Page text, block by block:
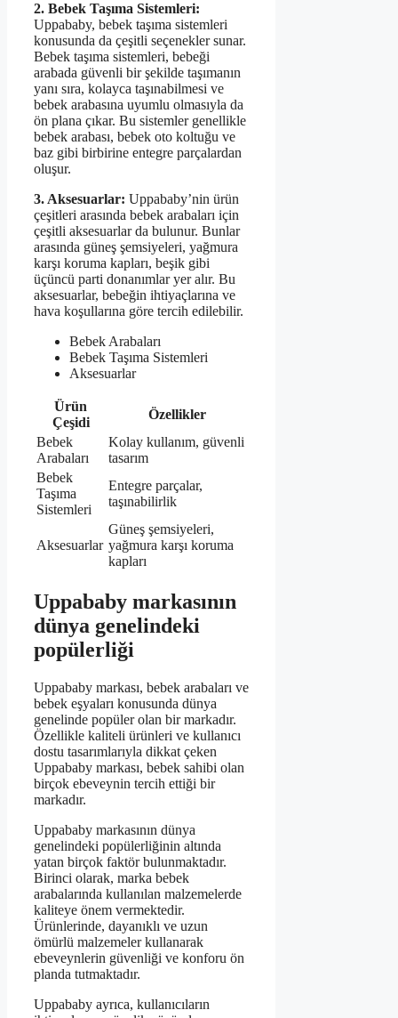
2. Bebek Taşıma Sistemleri:
Uppababy, bebek taşıma sistemleri
konusunda da çeşitli seçenekler sunar.
Bebek taşıma sistemleri, bebeği
arabada güvenli bir şekilde taşımanın
yanı sıra, kolayca taşınabilmesi ve
bebek arabasına uyumlu olmasıyla da
ön plana çıkar. Bu sistemler genellikle
bebek arabası, bebek oto koltuğu ve
baz gibi birbirine entegre parçalardan
oluşur.
3. Aksesuarlar: Uppababy’nin ürün
çeşitleri arasında bebek arabaları için
çeşitli aksesuarlar da bulunur. Bunlar
arasında güneş şemsiyeleri, yağmura
karşı koruma kapları, beşik gibi
üçüncü parti donanımlar yer alır. Bu
aksesuarlar, bebeğin ihtiyaçlarına ve
hava koşullarına göre tercih edilebilir.
Bebek Arabaları
Bebek Taşıma Sistemleri
Aksesuarlar
Ürün
Çeşidi
Özellikler
Bebek
Arabaları
Kolay kullanım, güvenli
tasarım
Bebek
Taşıma
Sistemleri
Entegre parçalar,
taşınabilirlik
Aksesuarlar
Güneş şemsiyeleri,
yağmura karşı koruma
kapları
Uppababy markasının
dünya genelindeki
popülerliği
Uppababy markası, bebek arabaları ve
bebek eşyaları konusunda dünya
genelinde popüler olan bir markadır.
Özellikle kaliteli ürünleri ve kullanıcı
dostu tasarımlarıyla dikkat çeken
Uppababy markası, bebek sahibi olan
birçok ebeveynin tercih ettiği bir
markadır.
Uppababy markasının dünya
genelindeki popülerliğinin altında
yatan birçok faktör bulunmaktadır.
Birinci olarak, marka bebek
arabalarında kullanılan malzemelerde
kaliteye önem vermektedir.
Ürünlerinde, dayanıklı ve uzun
ömürlü malzemeler kullanarak
ebeveynlerin güvenliği ve konforu ön
planda tutmaktadır.
Uppababy ayrıca, kullanıcıların